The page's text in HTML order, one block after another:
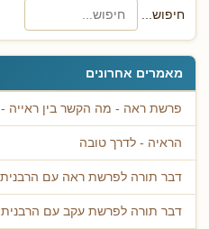
חיפוש...
מאמרים אחרונים
פרשת ראה - מה הקשר בין ראייה
הראיה - לדרך טובה
דבר תורה לפרשת ראה עם הרבנית
דבר תורה לפרשת עקב עם הרבנית